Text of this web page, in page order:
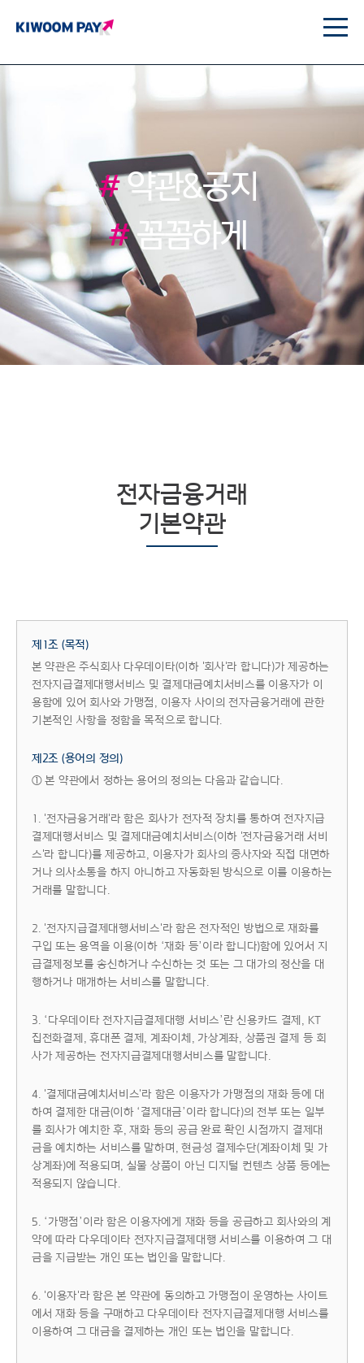
#약관&공지
#꼼꼼하게
전자금융거래
기본약관
제1조 (목적)
본 약관은 주식회사 다우데이타(이하 '회사'라 합니다)가 제공하는
전자지급결제대행서비스 및 결제대금예치서비스를 이용자가 이
용함에 있어 회사와 가맹점, 이용자 사이의 전자금융거래에 관한
기본적인 사항을 정함을 목적으로 합니다.
제2조 (용어의 정의)
① 본 약관에서 정하는 용어의 정의는 다음과 같습니다.
1. '전자금융거래'라 함은 회사가 전자적 장치를 통하여 전자지급
결제대행서비스 및 결제대금예치서비스(이하 '전자금융거래 서비
스'라 합니다)를 제공하고, 이용자가 회사의 종사자와 직접 대면하
거나 의사소통을 하지 아니하고 자동화된 방식으로 이를 이용하는
거래를 말합니다.
2. '전자지급결제대행서비스'라 함은 전자적인 방법으로 재화를
구입 또는 용역을 이용(이하 ‘재화 등’이라 합니다)함에 있어서 지
급결제정보를 송신하거나 수신하는 것 또는 그 대가의 정산을 대
행하거나 매개하는 서비스를 말합니다.
3. ‘다우데이타 전자지급결제대행 서비스’란 신용카드 결제, KT
집전화결제, 휴대폰 결제, 계좌이체, 가상계좌, 상품권 결제 등 회
사가 제공하는 전자지급결제대행서비스를 말합니다.
4. '결제대금예치서비스'라 함은 이용자가 가맹점의 재화 등에 대
하여 결제한 대금(이하 ‘결제대금’이라 합니다)의 전부 또는 일부
를 회사가 예치한 후, 재화 등의 공급 완료 확인 시점까지 결제대
금을 예치하는 서비스를 말하며, 현금성 결제수단(계좌이체 및 가
상계좌)에 적용되며, 실물 상품이 아닌 디지털 컨텐츠 상품 등에는
적용되지 않습니다.
5. ‘가맹점’이라 함은 이용자에게 재화 등을 공급하고 회사와의 계
약에 따라 다우데이타 전자지급결제대행 서비스를 이용하여 그 대
금을 지급받는 개인 또는 법인을 말합니다.
6. '이용자'라 함은 본 약관에 동의하고 가맹점이 운영하는 사이트
에서 재화 등을 구매하고 다우데이타 전자지급결제대행 서비스를
이용하여 그 대금을 결제하는 개인 또는 법인을 말합니다.